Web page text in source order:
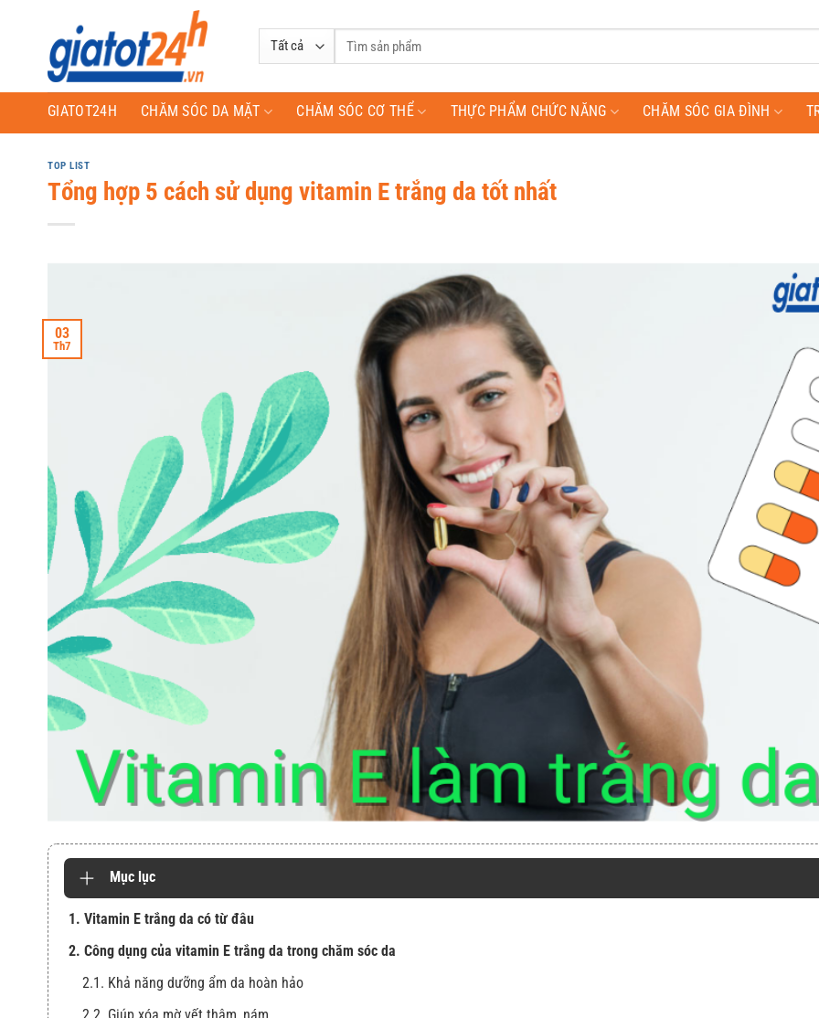
Tìm
GIATOT24H CHĂM SÓC DA MẶT CHĂM SÓC CƠ THỂ THỰC PHẨM CHỨC NĂNG CHĂM SÓC GIA ĐÌNH
TOP LIST
Tổng hợp 5 cách sử dụng vitamin E trắng da tốt nhất
03
Th7
Mục lục
1. Vitamin E trắng da có từ đâu
2. Công dụng của vitamin E trắng da trong chăm sóc da
2.1. Khả năng dưỡng ẩm da hoàn hảo
2.2. Giúp xóa mờ vết thâm, nám